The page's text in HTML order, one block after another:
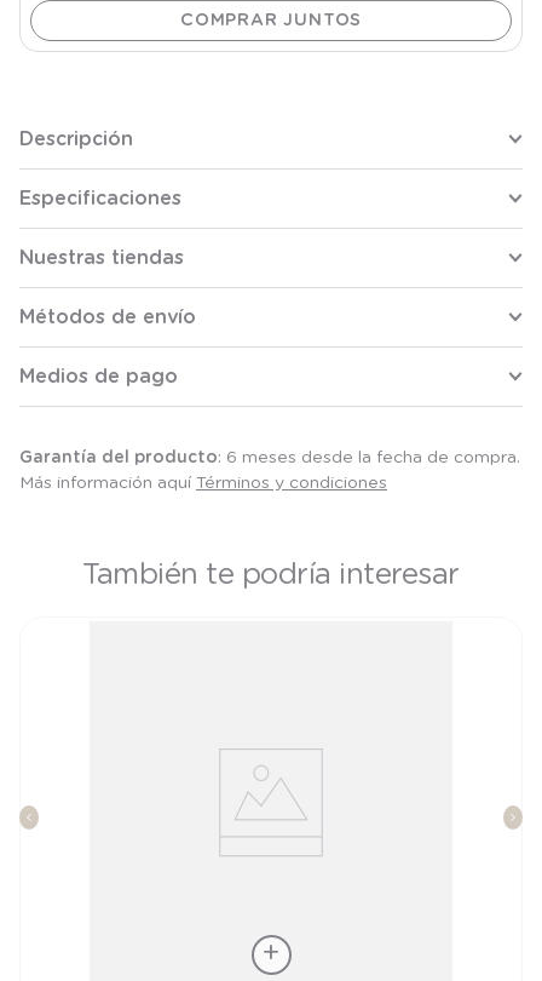
Descripción
Especificaciones
Nuestras tiendas
Métodos de envío
Medios de pago
Garantía del producto: 6 meses desde la fecha de compra.
Más información aquí Términos y condiciones
También te podría interesar